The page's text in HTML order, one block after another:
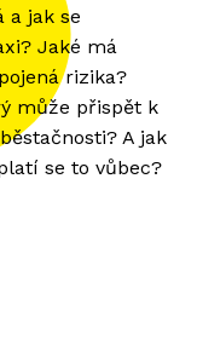
a jak se
Jaké má
rizika?
může přispět k
A jak
se to vůbec?